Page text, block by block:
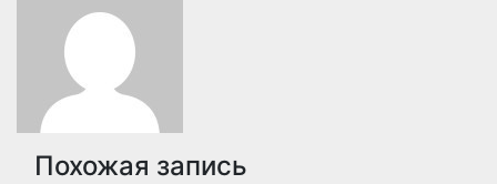
Похожая запись